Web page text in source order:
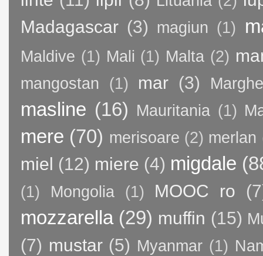
Madagascar (3) magiun (1)
Maldive (1) Mali (1) Malta (2)
mangostan (1) mar (3)
masline (16) Mauritania (1)
mere (70) merisoare (2) merlan
miel (12) miere (4) migdale
(1) Mongolia (1) MOOC ro
mozzarella (29) muffin (15)
(7) mustar (5) Myanmar (1)